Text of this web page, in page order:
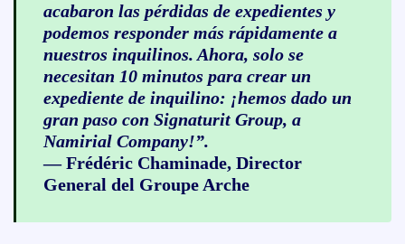
acabaron las pérdidas de expedientes y
podemos responder más rápidamente a
nuestros inquilinos. Ahora, solo se
necesitan 10 minutos para crear un
expediente de inquilino: ¡hemos dado un
gran paso con Signaturit Group, a
Namirial Company!”.
—Frédéric Chaminade, Director
General del Groupe Arche